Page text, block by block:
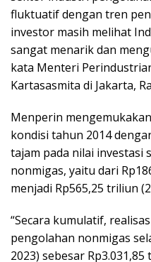
fluktuatif dengan tren
investor masih melihat
sangat menarik dan
kata Menteri
Kartasasmita di Jakarta,
Menperin
kondisi tahun 2014
tajam pada nilai
nonmigas, yaitu dari
menjadi Rp565,25 triliun
“Secara kumulatif,
pengolahan nonmigas
2023) sebesar